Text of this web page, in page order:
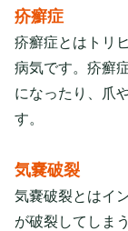
疥癬症
疥癬症とはトリ
病気です。疥癬
になったり、爪
す。
気嚢破裂
気嚢破裂とはイ
が破裂してしま